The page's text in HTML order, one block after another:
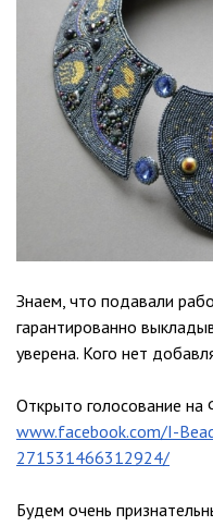
Знаем, что подавали
гарантированно
уверена. Кого нет
Открыто голосование на
www.facebook.com/I-
271531466312924/
Будем очень